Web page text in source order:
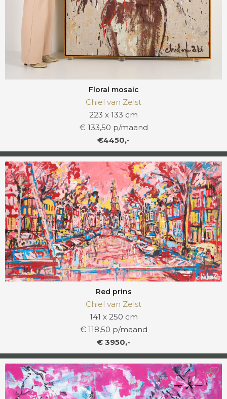
Floral mosaic
Chiel van Zelst
223 x 133 cm
€ 133,50 p/maand
€4450,-
Red prins
Chiel van Zelst
141 x 250 cm
€ 118,50 p/maand
€ 3950,-